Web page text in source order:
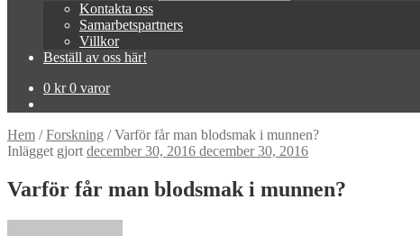
Kontakta oss
Samarbetspartners
Villkor
Beställ av oss här!
0 kr 0 varor
Hem /Forskning /Varför får man blodsmak i munnen?
Inlägget gjort december 30, 2016 december 30, 2016
Varför får man blodsmak i munnen?